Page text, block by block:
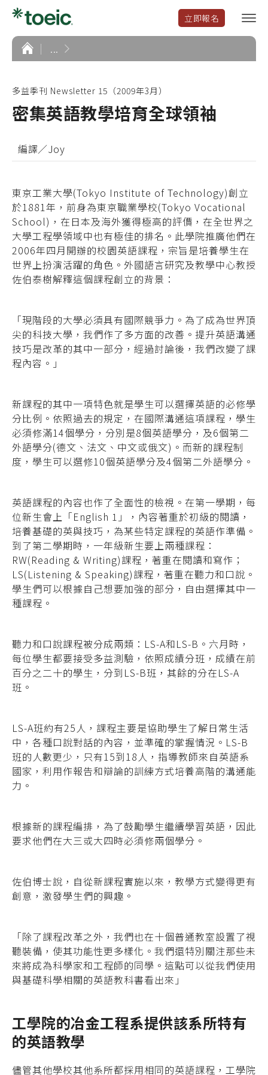
立即報名
選
單
首
頁
...
多益季刊 Newsletter 15（2009年3月）
密集英語教學培育全球領袖
編譯／Joy
東京工業大學(Tokyo Institute of Technology)創立
於1881年，前身為東京職業學校(Tokyo Vocational
School)，在日本及海外獲得極高的評價，在全世界之
大學工程學領域中也有極佳的排名。此學院推廣他們在
2006年四月開辦的校園英語課程，宗旨是培養學生在
世界上扮演活躍的角色。外國語言研究及教學中心教授
佐伯泰樹解釋這個課程創立的背景：
「現階段的大學必須具有國際競爭力。為了成為世界頂
尖的科技大學，我們作了多方面的改善。提升英語溝通
技巧是改革的其中一部分，經過討論後，我們改變了課
程內容。」
新課程的其中一項特色就是學生可以選擇英語的必修學
分比例。依照過去的規定，在國際溝通這項課程，學生
必須修滿14個學分，分別是8個英語學分，及6個第二
外語學分(德文、法文、中文或俄文)。而新的課程制
度，學生可以選修10個英語學分及4個第二外語學分。
英語課程的內容也作了全面性的檢視。在第一學期，每
位新生會上「English 1」，內容著重於初級的閱讀，
培養基礎的英與技巧，為某些特定課程的英語作準備。
到了第二學期時，一年級新生要上兩種課程：
RW(Reading & Writing)課程，著重在閱讀和寫作；
LS(Listening & Speaking)課程，著重在聽力和口說。
學生們可以根據自己想要加強的部分，自由選擇其中一
種課程。
聽力和口說課程被分成兩類：LS-A和LS-B。六月時，
每位學生都要接受多益測驗，依照成績分班，成績在前
百分之二十的學生，分到LS-B班，其餘的分在LS-A
班。
LS-A班約有25人，課程主要是協助學生了解日常生活
中，各種口說對話的內容，並準確的掌握情況。LS-B
班的人數更少，只有15到18人，指導教師來自英語系
國家，利用作報告和辯論的訓練方式培養高階的溝通能
力。
根據新的課程編排，為了鼓勵學生繼續學習英語，因此
要求他們在大三或大四時必須修兩個學分。
佐伯博士說，自從新課程實施以來，教學方式變得更有
創意，激發學生們的興趣。
「除了課程改革之外，我們也在十個普通教室設置了視
聽裝備，使其功能性更多樣化。我們還特別關注那些未
來將成為科學家和工程師的同學。這點可以從我們使用
與基礎科學相關的英語教科書看出來」
工學院的冶金工程系提供該系所特有
的英語教學
儘管其他學校其他系所都採用相同的英語課程，工學院